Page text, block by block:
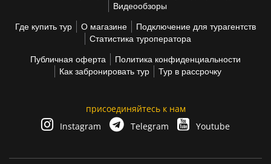
Видеообзоры
Где купить тур О магазине
Подключение для турагентств
Статистика туроператора
Публичная оферта
Политика конфиденциальности
Как забронировать тур
Тур в рассрочку
присоединяйтесь к нам
Instagram
Telegram Youtube